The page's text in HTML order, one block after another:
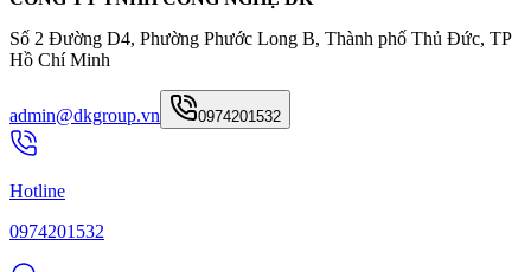
Số 2 Đường D4, Phường Phước Long B, Thành phố Thủ Đức, TP
Hồ Chí Minh
admin@dkgroup.vn 0974201532
Hotline
0974201532